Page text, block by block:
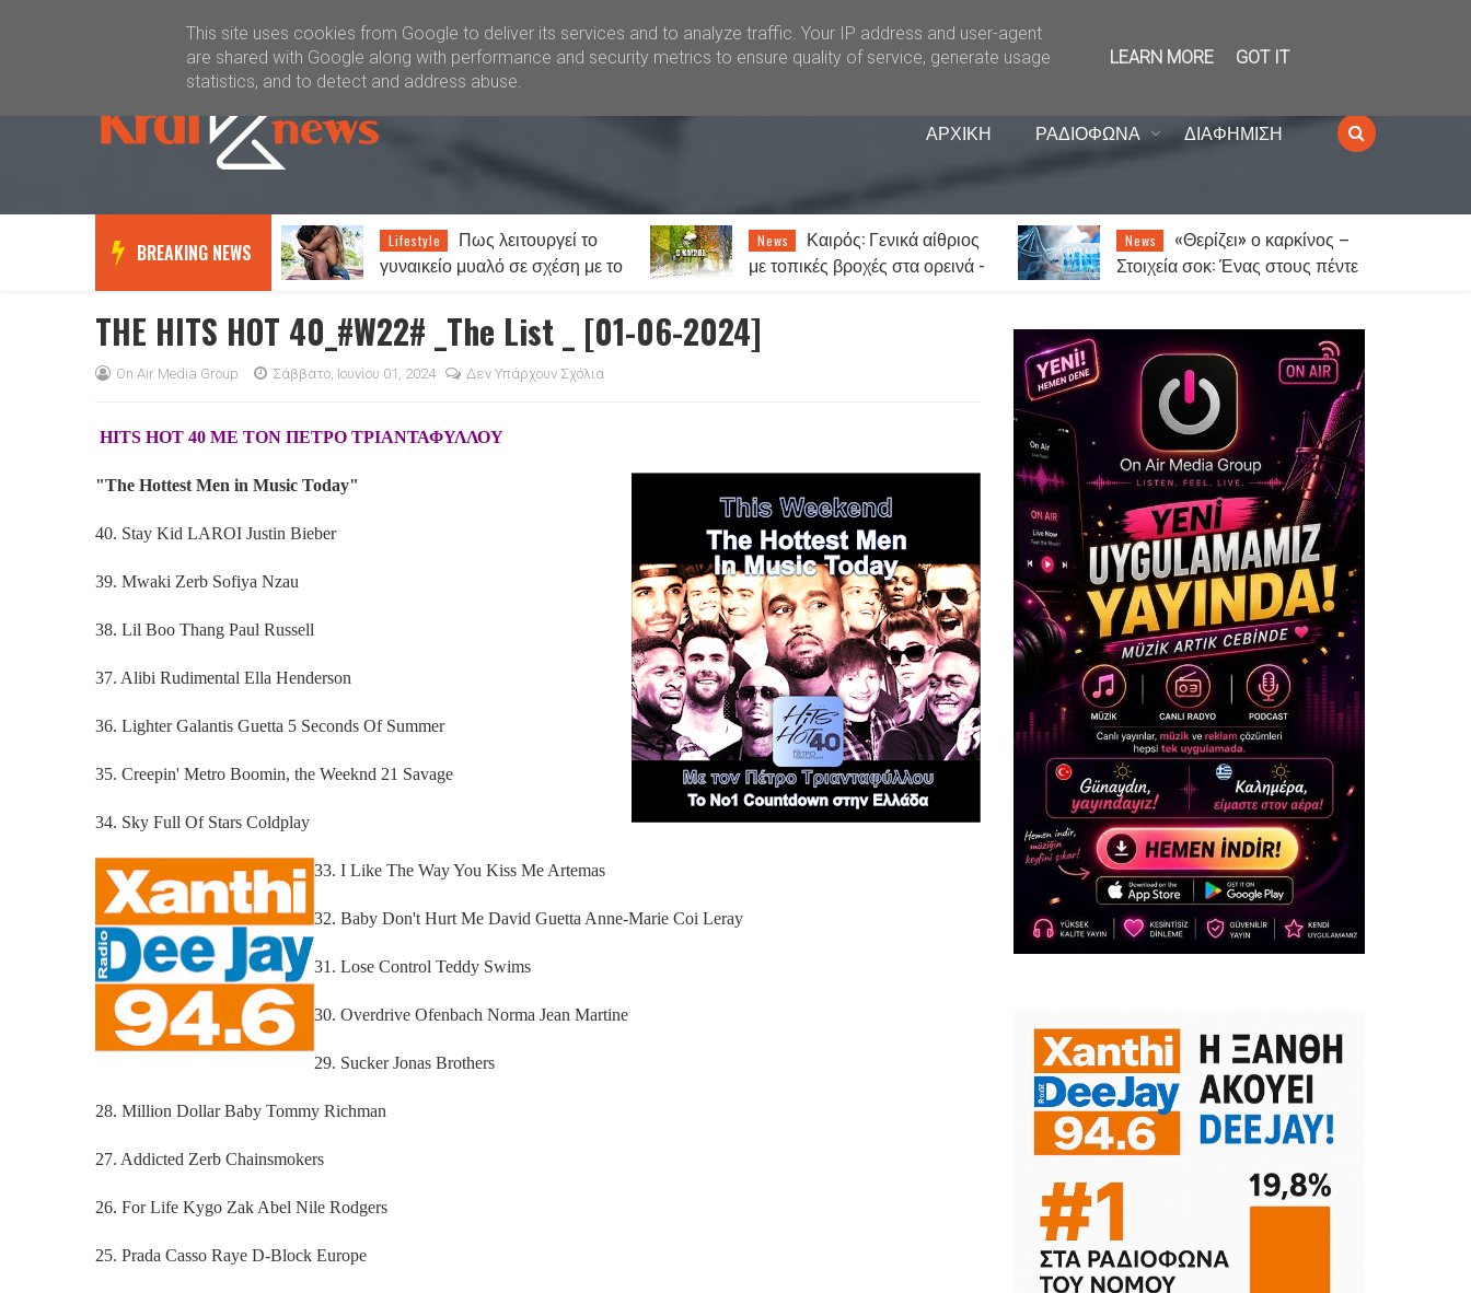
Καλώς ήλθατε Kral News
ΑΡΧΙΚΗ ΡΑΔΙΟΦΩΝΑ ΔΙΑΦΗΜΙΣΗ
BREAKING NEWS
Πως λειτουργεί το
γυναικείο μυαλό σε σχέση με το
News
Καιρός: Γενικά αίθριος
με τοπικές βροχές στα ορεινά -
News
«Θερίζει» ο καρκίνος –
Στοιχεία σοκ: Ένας στους πέντε
News
Ξάνθη: Την Παρασκευή
14 Αυγούστου το παζάρι λόγω
THE HITS HOT 40_#W22# _The List _ [01-06-2024]
On Air Media Group Σάββατο, Ιουνίου 01, 2024 Δεν Υπάρχουν Σχόλια
HITS HOT 40 ΜΕ ΤΟΝ ΠΕΤΡΟ ΤΡΙΑΝΤΑΦΥΛΛΟΥ
"The Hottest Men in Music Today"
40. Stay Kid LAROI Justin Bieber
39. Mwaki Zerb Sofiya Nzau
38. Lil Boo Thang Paul Russell
37. Alibi Rudimental Ella Henderson
36. Lighter Galantis Guetta 5 Seconds Of Summer
35. Creepin' Metro Boomin, the Weeknd 21 Savage
34. Sky Full Of Stars Coldplay
33. I Like The Way You Kiss Me Artemas
32. Baby Don't Hurt Me David Guetta Anne-Marie Coi Leray
31. Lose Control Teddy Swims
30. Overdrive Ofenbach Norma Jean Martine
29. Sucker Jonas Brothers
28. Million Dollar Baby Tommy Richman
27. Addicted Zerb Chainsmokers
26. For Life Kygo Zak Abel Nile Rodgers
25. Prada Casso Raye D-Block Europe
This site uses cookies from Google to deliver its services and to analyze traffic. Your IP address and user-agent
are shared with Google along with performance and security metrics to ensure quality of service, generate usage
statistics, and to detect and address abuse.
LEARN MORE GOT IT